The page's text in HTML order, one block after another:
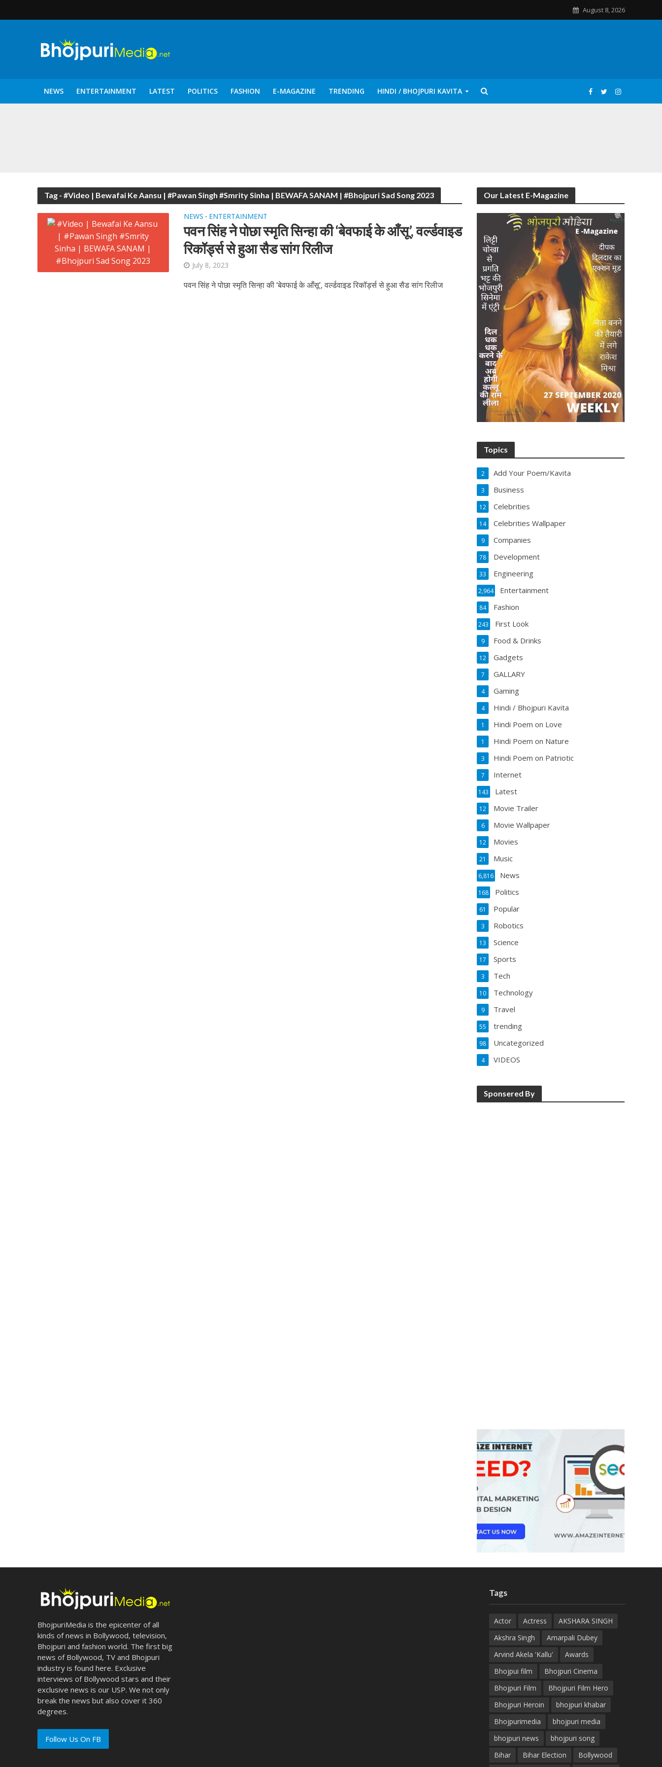
August 8, 2026
NEWS ENTERTAINMENT LATEST POLITICS FASHION E-MAGAZINE TRENDING HINDI / BHOJPURI KAVITA
Tag - #Video | Bewafai Ke Aansu | #Pawan Singh #Smrity Sinha | BEWAFA SANAM | #Bhojpuri Sad Song 2023
NEWS • ENTERTAINMENT
पवन सिंह ने पोछा स्मृति सिन्हा की ‘बेवफाई के आँसू’, वर्ल्डवाइड
रिकॉर्ड्स से हुआ सैड सांग रिलीज
July 8, 2023
पवन सिंह ने पोछा स्मृति सिन्हा की ‘बेवफाई के आँसू’, वर्ल्डवाइड रिकॉर्ड्स से हुआ सैड सांग रिलीज
Our Latest E-Magazine
Topics
Add Your Poem/Kavita
2
Business
3
Celebrities
12
Celebrities Wallpaper
14
Companies
9
Development
78
Engineering
33
Entertainment
2,964
Fashion
84
First Look
243
Food & Drinks
9
Gadgets
12
GALLARY
7
Gaming
4
Hindi / Bhojpuri Kavita
4
Hindi Poem on Love
1
Hindi Poem on Nature
1
Hindi Poem on Patriotic
3
Internet
7
Latest
143
Movie Trailer
12
Movie Wallpaper
6
Movies
12
Music
21
News
6,816
Politics
168
Popular
61
Robotics
3
Science
13
Sports
17
Tech
3
Technology
10
Travel
9
trending
55
Uncategorized
98
VIDEOS
4
Sponsered By
BhojpuriMedia is the epicenter of all
kinds of news in Bollywood, television,
Bhojpuri and fashion world. The first big
news of Bollywood, TV and Bhojpuri
industry is found here. Exclusive
interviews of Bollywood stars and their
exclusive news is our USP. We not only
break the news but also cover it 360
degrees.
Follow Us On FB
Tags
Actor Actress
AKSHARA SINGH
Akshra Singh
Amarpali Dubey
Arvind Akela 'Kallu'
Awards
Bhojpui film
Bhojpuri Cinema
Bhojpuri Film
Bhojpuri Film Hero
Bhojpuri Heroin
bhojpuri khabar
Bhojpurimedia
bhojpuri media
bhojpuri news
bhojpuri song
Bihar
Bihar Election Bollywood